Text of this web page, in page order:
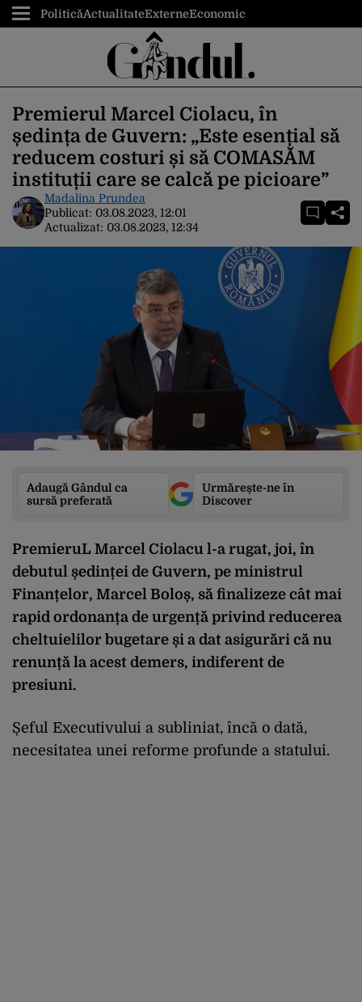
PoliticăActualitateExterneEconomic
Premierul Marcel Ciolacu, în
ședința de Guvern: „Este esențial să
reducem costuri și să COMASĂM
instituții care se calcă pe picioare”
Madalina Prundea
Publicat: 03.08.2023, 12:01
Actualizat: 03.08.2023, 12:34
Adaugă Gândul ca
sursă preferată
Urmărește-ne în
Discover
PremieruL Marcel Ciolacu l-a rugat, joi, în
debutul ședinței de Guvern, pe ministrul
Finanțelor, Marcel Boloș, să finalizeze cât mai
rapid ordonanța de urgență privind reducerea
cheltuielilor bugetare și a dat asigurări că nu
renunță la acest demers, indiferent de
presiuni.
Șeful Executivului a subliniat, încă o dată,
necesitatea unei reforme profunde a statului.